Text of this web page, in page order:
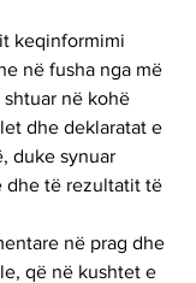
keqinformimi
në fusha nga më
në kohë
dhe deklaratat e
duke synuar
dhe të rezultatit të
në prag dhe
që në kushtet e